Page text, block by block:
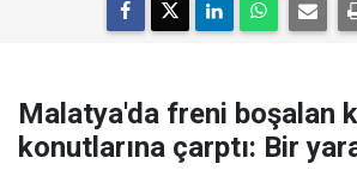
Malatya'da freni boşalan
konutlarına çarptı: Bir